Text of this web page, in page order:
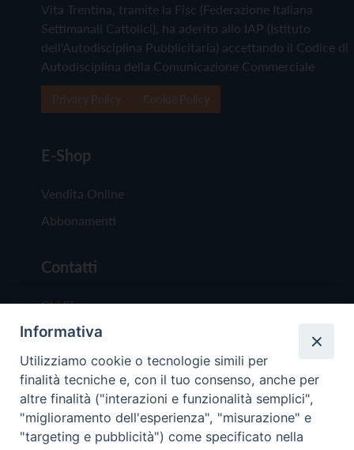
Vita Trentina, tramite la Fisc (Federazione Italiana
Settimanali Cattolici), ha aderito allo IAP (Istituto
dell'Autodisciplina Pubblicitaria) accettando il Codice di
Autodisciplina della Comunicazione Commerciale
E-Shop
Vendita Online
Abbonamenti
Contatti
Chi Siamo
Redazione
Scrivici
Informativa
Utilizziamo cookie o tecnologie simili per
finalità tecniche e, con il tuo consenso, anche per
altre finalità ("interazioni e funzionalità semplici",
"miglioramento dell'esperienza", "misurazione" e
"targeting e pubblicità") come specificato nella